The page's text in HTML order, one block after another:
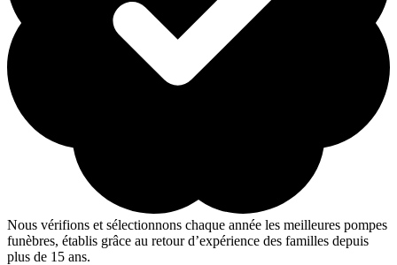
Nous vérifions et sélectionnons chaque année les meilleures pompes
funèbres, établis grâce au retour d’expérience des familles depuis
plus de 15 ans.